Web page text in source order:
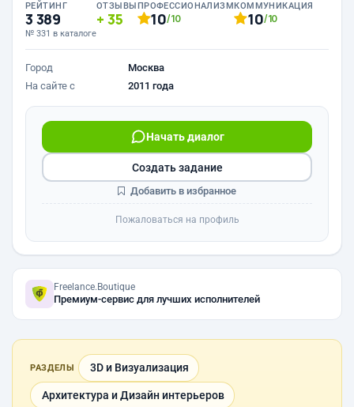
РЕЙТИНГ
3 389
№ 331 в каталоге
ОТЗЫВЫ
35
ПРОФЕССИОНАЛИЗМ
10/10
КОММУНИКАЦИЯ
10/10
Город
Москва
На сайте с
2011 года
Начать диалог
Создать задание
Добавить в избранное
Пожаловаться на профиль
Freelance.Boutique
Премиум-сервис для лучших исполнителей
РАЗДЕЛЫ 3D и Визуализация
Архитектура и Дизайн интерьеров